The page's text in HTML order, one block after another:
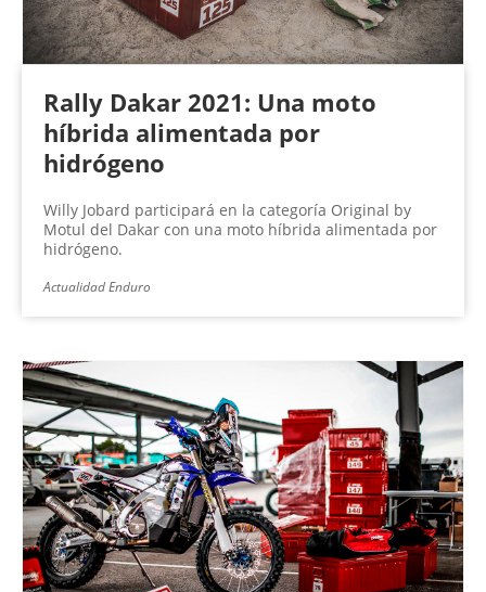
Rally Dakar 2021: Una moto
híbrida alimentada por
hidrógeno
Willy Jobard participará en la categoría Original by
Motul del Dakar con una moto híbrida alimentada por
hidrógeno.
Actualidad Enduro